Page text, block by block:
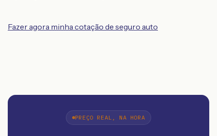
Fazer agora minha cotação de seguro auto
PREÇO REAL, NA HORA